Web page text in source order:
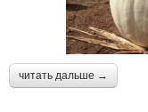
читать дальше →